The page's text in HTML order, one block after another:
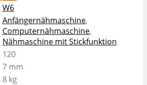
W6
Anfängernähmaschine,
Computernähmaschine,
Nähmaschine mit Stickfunktion
120
7 mm
8 kg